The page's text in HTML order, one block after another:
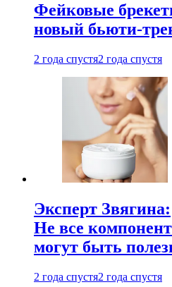
Фейковые
новый бьюти-
2 года спустя2 года спустя
Эксперт Звягина:
Не все
могут быть
2 года спустя2 года спустя